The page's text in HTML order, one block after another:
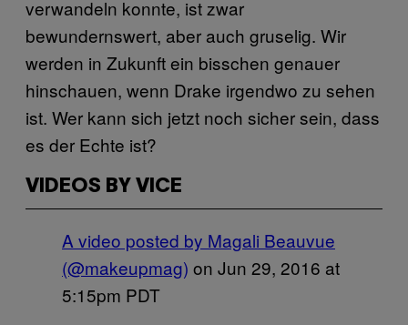
verwandeln konnte, ist zwar
bewundernswert, aber auch gruselig. Wir
werden in Zukunft ein bisschen genauer
hinschauen, wenn Drake irgendwo zu sehen
ist. Wer kann sich jetzt noch sicher sein, dass
es der Echte ist?
VIDEOS BY VICE
A video posted by Magali Beauvue
(@makeupmag) on Jun 29, 2016 at
5:15pm PDT